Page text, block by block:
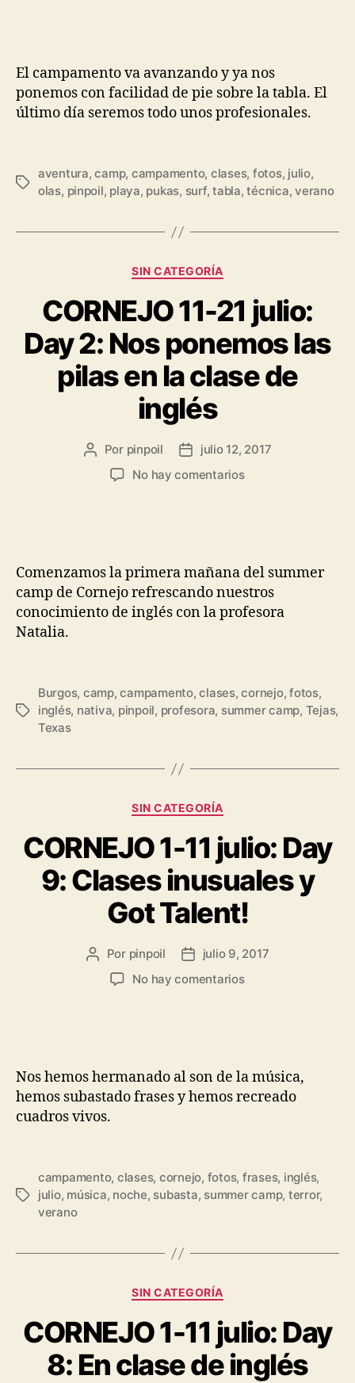
El campamento va avanzando y ya nos
ponemos con facilidad de pie sobre la tabla. El
último día seremos todo unos profesionales.
aventura,camp, campamento, clases, fotos, julio,
olas, pinpoil, playa, pukas, surf,tabla,técnica,verano
SIN CATEGORÍA
CORNEJO 11-21 julio:
Day 2: Nos ponemos las
pilas en la clase de
inglés
Por pinpoil
julio 12, 2017
No hay comentarios
Comenzamos la primera mañana del summer
camp de Cornejo refrescando nuestros
conocimiento de inglés con la profesora
Natalia.
Burgos, camp,campamento,clases,cornejo,fotos,
inglés, nativa, pinpoil, profesora, summer camp, Tejas,
Texas
SIN CATEGORÍA
CORNEJO 1-11 julio: Day
9: Clases inusuales y
Got Talent!
Por pinpoil
julio 9, 2017
No hay comentarios
Nos hemos hermanado al son de la música,
hemos subastado frases y hemos recreado
cuadros vivos.
campamento, clases, cornejo, fotos, frases, inglés,
julio, música, noche, subasta, summer camp, terror,
verano
SIN CATEGORÍA
CORNEJO 1-11 julio: Day
8: En clase de inglés